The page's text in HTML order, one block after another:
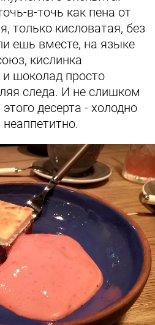
в-точь как пена от
только кисловатая, без
ешь вместе, на языке
кислинка
шоколад просто
следа. И не слишком
десерта - холодно